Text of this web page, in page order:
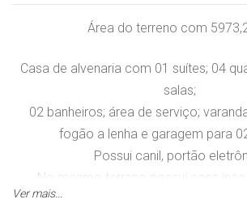
Área do terreno com
Casa de alvenaria com 01 suítes; 04
salas;
02 banheiros; área de serviço;
fogão a lenha e garagem para
Possui canil, portão
No mesmo terreno possui casa
quartos; sala e cozinha integradas
Ver mais...